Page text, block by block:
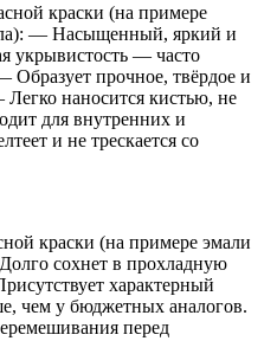
краски (на примере
— Насыщенный, яркий и
укрывистость — часто
Образует прочное, твёрдое и
наносится кистью, не
для внутренних и
и не трескается со
краски (на примере эмали
сохнет в прохладную
характерный
чем у бюджетных аналогов.
перед